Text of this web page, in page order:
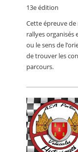
CALENDRIER
FOCUS
VIDEO
ANNUAIRES
13e édition
Cette épreuve
rallyes organisés
ou le sens de
de trouver les
parcours.